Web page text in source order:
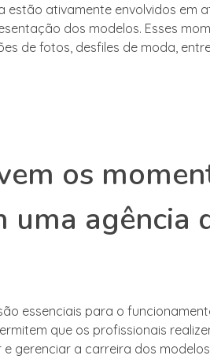
estão ativamente envolvidos em
dos modelos. Esses
de fotos, desfiles de moda,
os
uma agência
essenciais para o
que os profissionais
gerenciar a carreira dos